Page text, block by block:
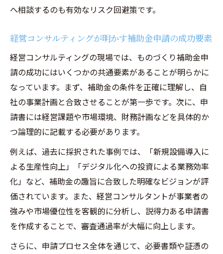
経営コンサルティングが示す条件確認のチ
対象外となる補助金案件を見極める実践ポ
イント
条件の誤認防止に役立つコンサルのアドバ
イス
着手金なし支援の実態とコスト比較のコツ
経営コンサルティングが解説する着手金な
し申請支援
ものづくり補助金申請代行の料金比較ポイ
ント
コストパフォーマンス重視の補助金コンサ
ル選び
経営コンサルティングで実現する無駄のな
い支援
安心の着手金なしサービスを見極める方法
へ相談するのも有効なリスク回避策です。
経営コンサルティングが明かす補助金申請の成功要素
経営コンサルティングの現場では、ものづくり補助金申
請の成功にはいくつかの共通要素があることが明らかに
なっています。まず、補助金の条件を正確に理解し、自
社の事業計画と合致させることが第一歩です。次に、申
請書には経営課題や市場環境、財務計画などを具体的か
つ論理的に記載する必要があります。
例えば、過去に採択された事例では、「新規設備導入に
よる生産性向上」「デジタル化への投資による業務効率
化」など、補助金の趣旨に合致した明確なビジョンが評
価されています。また、経営コンサルタントが事業者の
強みや市場優位性を客観的に分析し、説得力ある申請書
を作成することで、審査通過率が大幅に向上します。
さらに、申請プロセス全体を通じて、必要書類や証憑の